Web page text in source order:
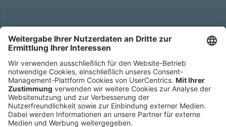
Hauptsitz
Roland Berger GmbH
Sederanger 1
80538 München
Deutschland
Telefon:
+49 89 9230-0
Fax:
+49 89 9230-8202